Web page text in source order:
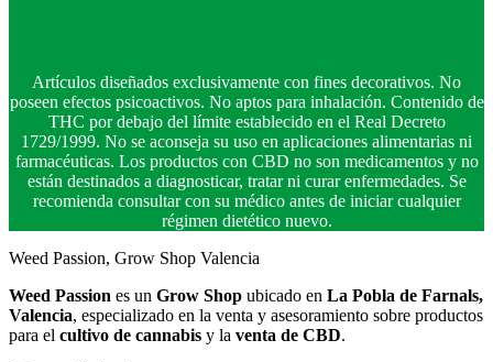
Artículos diseñados exclusivamente con fines decorativos. No
poseen efectos psicoactivos. No aptos para inhalación. Contenido de
THC por debajo del límite establecido en el Real Decreto
1729/1999. No se aconseja su uso en aplicaciones alimentarias ni
farmacéuticas. Los productos con CBD no son medicamentos y no
están destinados a diagnosticar, tratar ni curar enfermedades. Se
recomienda consultar con su médico antes de iniciar cualquier
régimen dietético nuevo.
Weed Passion, Grow Shop Valencia
Weed Passion es un Grow Shop ubicado en La Pobla de Farnals,
Valencia, especializado en la venta y asesoramiento sobre productos
para el cultivo de cannabis y la venta de CBD.